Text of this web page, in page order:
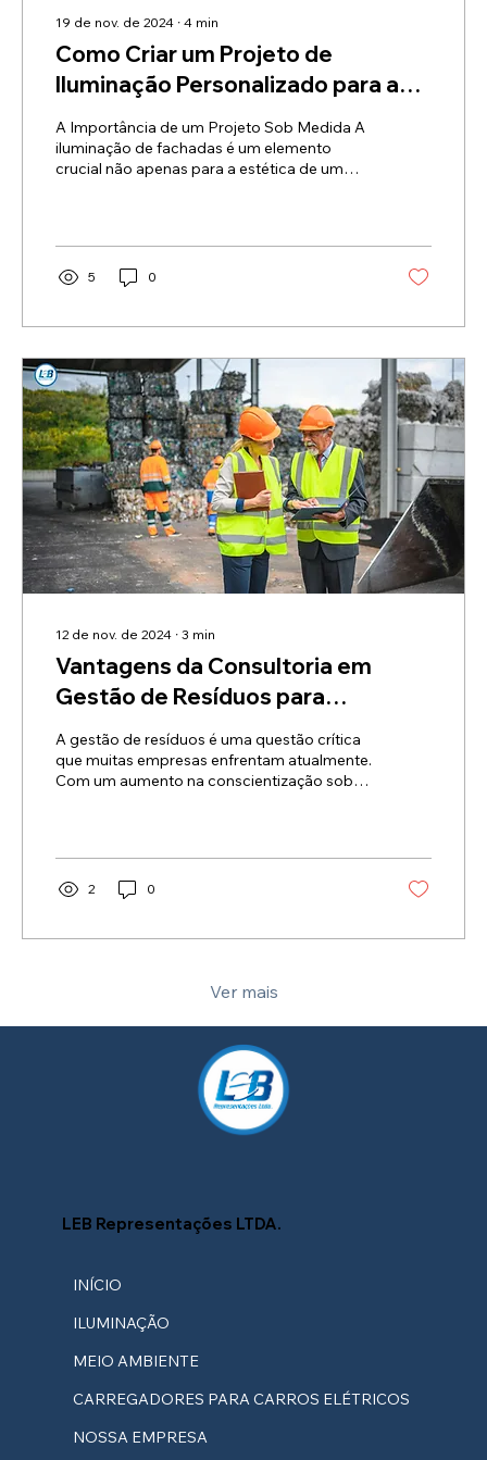
19 de nov. de 2024 ∙ 4 min
Como Criar um Projeto de
Iluminação Personalizado para a
Sua Fachada
A Importância de um Projeto Sob Medida A
iluminação de fachadas é um elemento
crucial não apenas para a estética de um
5 0
12 de nov. de 2024 ∙ 3 min
Vantagens da Consultoria em
Gestão de Resíduos para
Empresas: Transformando
Desafios em Oportunidades
A gestão de resíduos é uma questão crítica
que muitas empresas enfrentam atualmente.
Com um aumento na conscientização sobre
2 0
Ver mais
LEB Representações LTDA.
INÍCIO
ILUMINAÇÃO
MEIO AMBIENTE
CARREGADORES PARA CARROS ELÉTRICOS
NOSSA EMPRESA